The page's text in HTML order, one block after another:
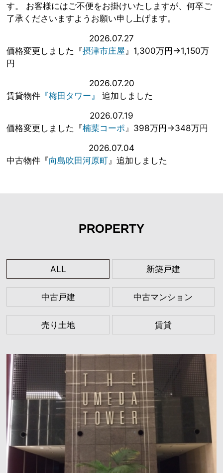
す。 お客様にはご不便をお掛けいたしますが、何卒ご
了承くださいますようお願い申し上げます。
2026.07.27
価格変更しました『摂津市庄屋』1,300万円→1,150万
円
2026.07.20
賃貸物件 『梅田タワー』
追加しました
2026.07.19
価格変更しました『楠葉コーポ』398万円→348万円
2026.07.04
中古物件『向島吹田河原町』追加しました
PROPERTY
ALL 新築戸建
中古戸建 中古マンション
売り土地 賃貸